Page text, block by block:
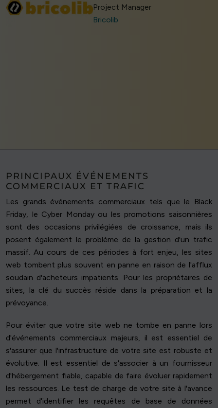
Project Manager
Bricolib
PRINCIPAUX ÉVÉNEMENTS
COMMERCIAUX ET TRAFIC
Les grands événements commerciaux tels que le Black
Friday, le Cyber Monday ou les promotions saisonnières
sont des occasions privilégiées de croissance, mais ils
posent également le problème de la gestion d'un trafic
massif. Au cours de ces périodes à fort enjeu, les sites
web tombent plus souvent en panne en raison de l'afflux
soudain d'acheteurs impatients. Pour les propriétaires de
sites, la clé du succès réside dans la préparation et la
prévoyance.
Pour éviter que votre site web ne tombe en panne lors
d'événements commerciaux majeurs, il est essentiel de
s'assurer que l'infrastructure de votre site est robuste et
évolutive. Il est essentiel de s'associer à un fournisseur
d'hébergement fiable, capable de faire évoluer rapidement
les ressources. Le test de charge de votre site à l'avance
permet d'identifier les requêtes de base de données